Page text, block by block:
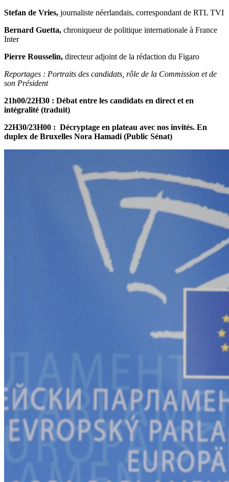
Stefan de Vries, journaliste néerlandais, correspondant de RTL TVI
Bernard Guetta, chroniqueur de politique internationale à France
Inter
Pierre Rousselin, directeur adjoint de la rédaction du Figaro
Reportages : Portraits des candidats, rôle de la Commission et de
son Président
21h00/22H30 : Débat entre les candidats en direct et en
intégralité (traduit)
22H30/23H00 : Décryptage en plateau avec nos invités. En
duplex de Bruxelles Nora Hamadi (Public Sénat)